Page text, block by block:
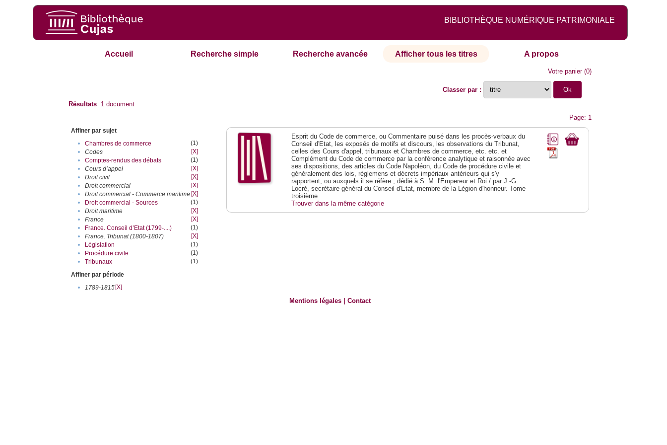
BIBLIOTHÈQUE NUMÉRIQUE PATRIMONIALE
Accueil Recherche simple Recherche avancée Afficher tous les titres A propos
Votre panier(0)
Classer par :
Résultats 1 document
Page: 1
Affiner par sujet
•
Chambres de commerce
(1)
•
Codes
[X]
•
Comptes-rendus des débats
(1)
•
Cours d’appel
[X]
•
Droit civil
[X]
•
Droit commercial
[X]
•
Droit commercial - Commerce maritime [X]
•
Droit commercial - Sources
(1)
•
Droit maritime
[X]
•
France
[X]
•
France. Conseil d’Etat (1799-....)
(1)
•
France. Tribunat (1800-1807)
[X]
•
Législation
(1)
•
Procédure civile
(1)
•
Tribunaux
(1)
Affiner par période
•
1789-1815[X]
Esprit du Code de commerce, ou Commentaire puisé dans les procès-verbaux du
Conseil d'Etat, les exposés de motifs et discours, les observations du Tribunat,
celles des Cours d'appel, tribunaux et Chambres de commerce, etc. etc. et
Complément du Code de commerce par la conférence analytique et raisonnée avec
ses dispositions, des articles du Code Napoléon, du Code de procédure civile et
généralement des lois, réglemens et décrets impériaux antérieurs qui s'y
rapportent, ou auxquels il se réfère ; dédié à S. M. l'Empereur et Roi / par J.-G.
Locré, secrétaire général du Conseil d'Etat, membre de la Légion d'honneur. Tome
troisième
Trouver dans la même catégorie
Mentions légales |Contact